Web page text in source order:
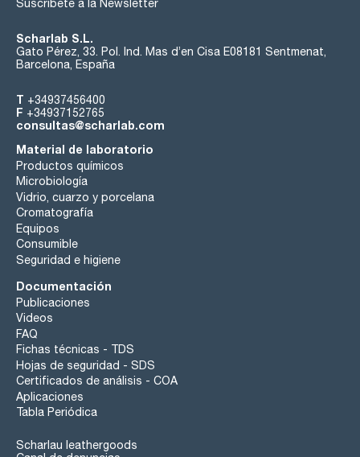
Suscríbete a la Newsletter
Scharlab S.L.
Gato Pérez, 33. Pol. Ind. Mas d’en Cisa E08181 Sentmenat,
Barcelona, España
T +34937456400
F +34937152765
consultas@scharlab.com
Material de laboratorio
Productos químicos
Microbiología
Vidrio, cuarzo y porcelana
Cromatografía
Equipos
Consumible
Seguridad e higiene
Documentación
Publicaciones
Videos
FAQ
Fichas técnicas - TDS
Hojas de seguridad - SDS
Certificados de análisis - COA
Aplicaciones
Tabla Periódica
Scharlau leathergoods